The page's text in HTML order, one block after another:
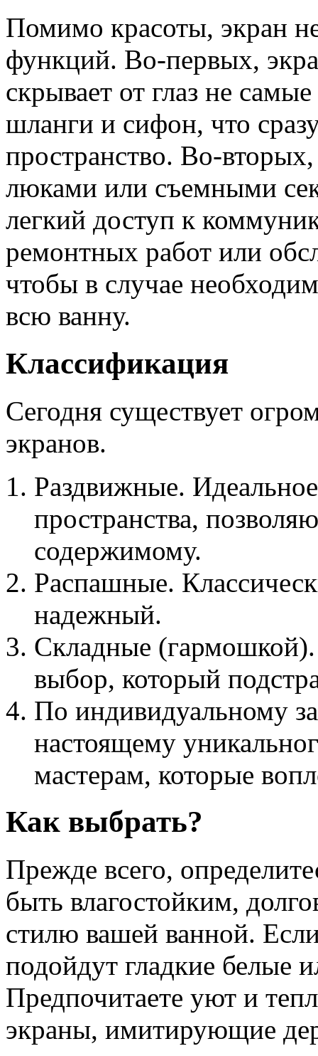
Помимо красоты, экран
функций. Во-первых,
скрывает от глаз не
шланги и сифон, что
пространство. Во-
люками или съемными
легкий доступ к
ремонтных работ или
чтобы в случае
всю ванну.
Классификация
Сегодня существует
экранов.
Раздвижные.
пространства,
содержимому.
Распашные.
надежный.
Складные
выбор, который
По индивидуальному
настоящему
мастерам, которые
Как выбрать?
Прежде всего,
быть влагостойким,
стилю вашей ванной.
подойдут гладкие белые
Предпочитаете уют и
экраны, имитирующие